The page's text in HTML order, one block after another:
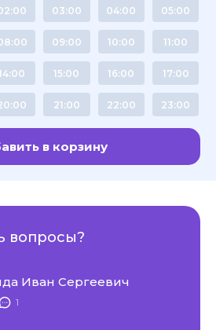
03:00 04:00 05:00
09:00 10:00 11:00
15:00 16:00 17:00
21:00 22:00 23:00
в корзину
вопросы?
Иван Сергеевич
1